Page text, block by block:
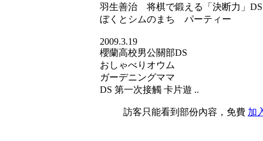
羽生善治 将棋で鍛える「決断力」DS
ぼくとシムのまち パーティー
2009.3.19
櫻蘭高校男公關部DS
おしゃべりオウム
ガーデニングママ
DS 第一次接觸 卡片遊 ..
訪客只能看到部份內容，免費 加